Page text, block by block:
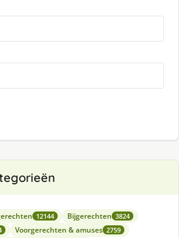
12144 Bijgerechten 3824
Voorgerechten & amuses 2759